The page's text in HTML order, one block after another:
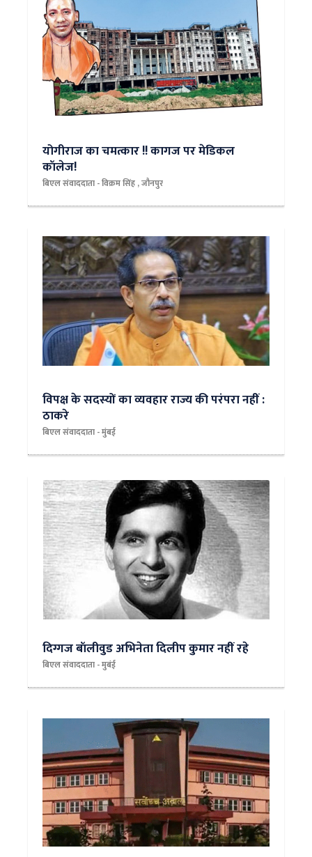
योगीराज का चमत्कार !! कागज पर मेडिकल
कॉलेज!
बिएल संवाददाता - विक्रम सिंह , जौनपुर
विपक्ष के सदस्यों का व्यवहार राज्य की परंपरा नहीं :
ठाकरे
बिएल संवाददाता - मुंबई
दिग्गज बॉलीवुड अभिनेता दिलीप कुमार नहीं रहे
बिएल संवाददाता - मुबंई